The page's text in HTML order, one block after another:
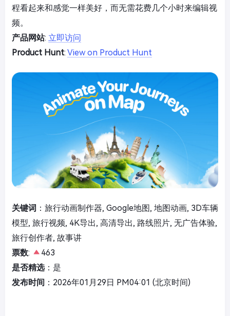
程看起来和感觉一样美好，而无需花费几个小时来编辑视
频。
产品网站: 立即访问
Product Hunt: View on Product Hunt
关键词 ：旅行动画制作器, Google地图, 地图动画, 3D车辆
模型, 旅行视频, 4K导出, 高清导出, 路线照片, 无广告体验,
旅行创作者, 故事讲
票数:
463
是否精选：是
发布时间 ：2026年01月29日 PM04:01 (北京时间)